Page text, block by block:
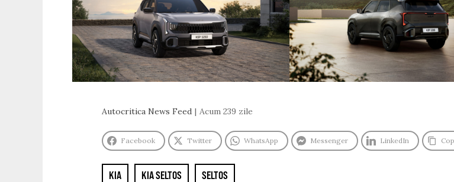
Autocritica News Feed Acum 239 zile
Facebook Twitter WhatsApp Messenger LinkedIn
KIA KIA SELTOS SELTOS